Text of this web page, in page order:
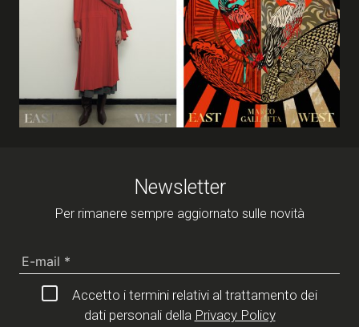
Newsletter
Per rimanere sempre aggiornato sulle novità
Accetto i termini relativi al trattamento dei
dati personali della Privacy Policy